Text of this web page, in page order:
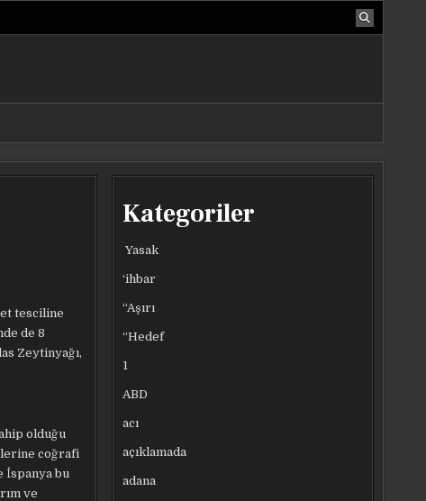
tesciline
de 8
Zeytinyağı,
olduğu
coğrafi
İspanya bu
ve
Kategoriler
Yasak
‘ihbar
“Aşırı
“Hedef
1
ABD
acı
açıklamada
adana